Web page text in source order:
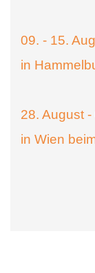
09. - 15.
in
28. August
in Wien